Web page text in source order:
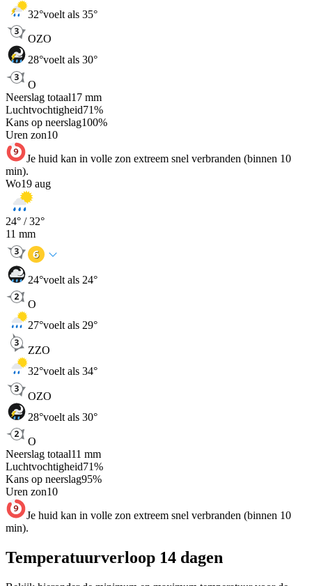
32°voelt als 35°
OZO
28°voelt als 30°
O
Neerslag totaal17 mm
Luchtvochtigheid71%
Kans op neerslag100%
Uren zon10
Je huid kan in volle zon extreem snel verbranden (binnen 10
min).
Wo19 aug
24° /32°
11 mm
24°voelt als 24°
O
27°voelt als 29°
ZZO
32°voelt als 34°
OZO
28°voelt als 30°
O
Neerslag totaal11 mm
Luchtvochtigheid71%
Kans op neerslag95%
Uren zon10
Je huid kan in volle zon extreem snel verbranden (binnen 10
min).
Temperatuurverloop 14 dagen